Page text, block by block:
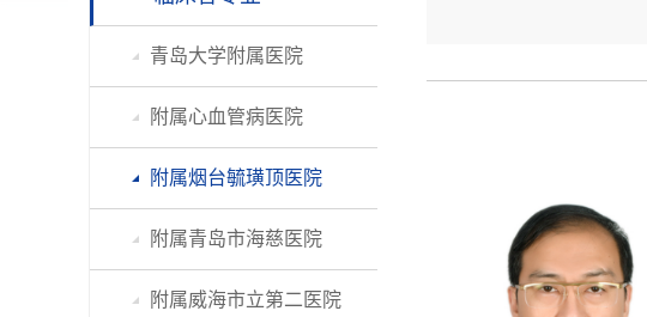
青岛大学附属医院
附属心血管病医院
附属烟台毓璜顶医院
附属青岛市海慈医院
附属威海市立第二医院